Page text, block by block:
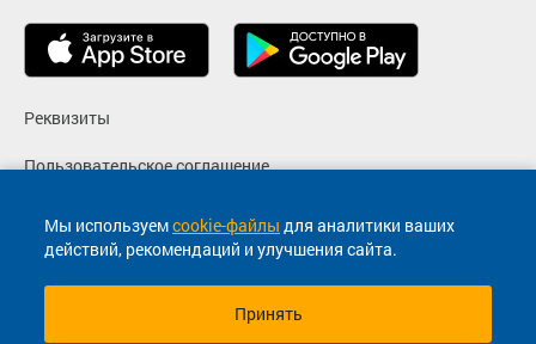
Мы используемcookie-файлы для аналитики ваших
действий, рекомендаций и улучшения сайта.
Принять
Реквизиты
Пользовательское соглашение
Политика конфиденциальности
Согласие на маркетинговые сообщения
© 2013-2026, ООО "Капитал"- Онлайн сервис продажи